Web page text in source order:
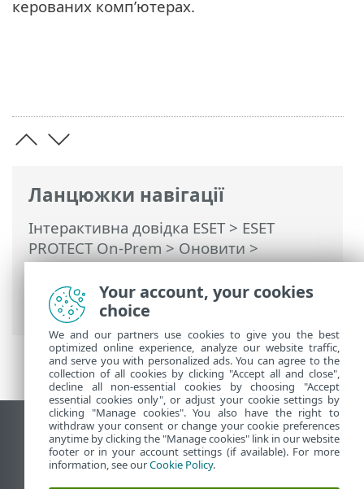
Ланцюжки навігації
Інтерактивна довідка ESET> ESET
PROTECT On-Prem>Оновити>
Використання універсального
інсталятора ESET PROTECT On-Prem 12.0
для оновлення
керованих комп’ютерах.
Переглянути повну версію
End of Life
База знань ESET
Your account, your cookies
choice
We and our partners use cookies to give you the best
optimized online experience, analyze our website traffic,
and serve you with personalized ads. You can agree to the
collection of all cookies by clicking "Accept all and close",
decline all non-essential cookies by choosing "Accept
essential cookies only", or adjust your cookie settings by
clicking "Manage cookies". You also have the right to
withdraw your consent or change your cookie preferences
anytime by clicking the "Manage cookies" link in our website
footer or in your account settings (if available). For more
information, see ourCookie Policy.